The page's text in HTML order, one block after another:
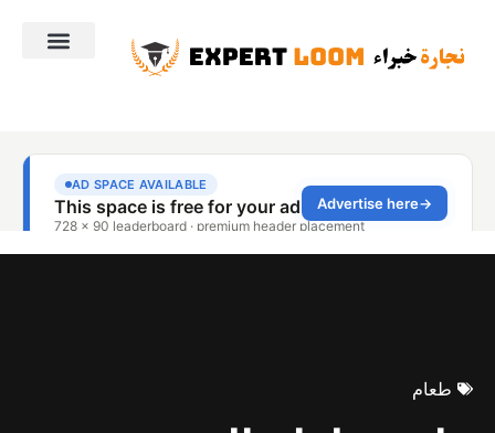
طعام